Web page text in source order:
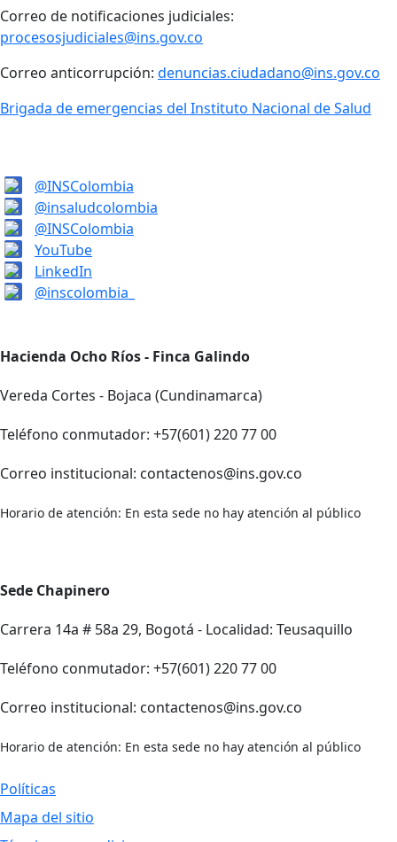
Correo de notificaciones judiciales:
procesosjudiciales@ins.gov.co
Correo anticorrupción: denuncias.ciudadano@ins.gov.co
Brigada de emergencias del Instituto Nacional de Salud
@INSColombia
@insaludcolombia
@INSColombia
YouTube
LinkedIn
@inscolombia_
Hacienda Ocho Ríos - Finca Galindo
Vereda Cortes - Bojaca (Cundinamarca)
Teléfono conmutador: +57(601) 220 77 00
Correo institucional: contactenos@ins.gov.co
Horario de atención: En esta sede no hay atención al público
Sede Chapinero
Carrera 14a # 58a 29, Bogotá - Localidad: Teusaquillo
Teléfono conmutador: +57(601) 220 77 00
Correo institucional: contactenos@ins.gov.co
Horario de atención: En esta sede no hay atención al público
Políticas
Mapa del sitio